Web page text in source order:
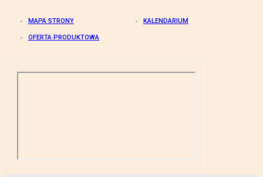
MAPA STRONY KALENDARIUM
OFERTA PRODUKTOWA